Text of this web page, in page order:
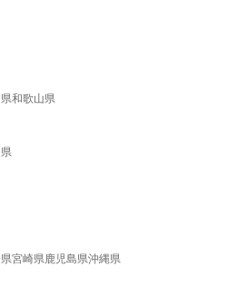
和歌山県
宮崎県鹿児島県沖縄県